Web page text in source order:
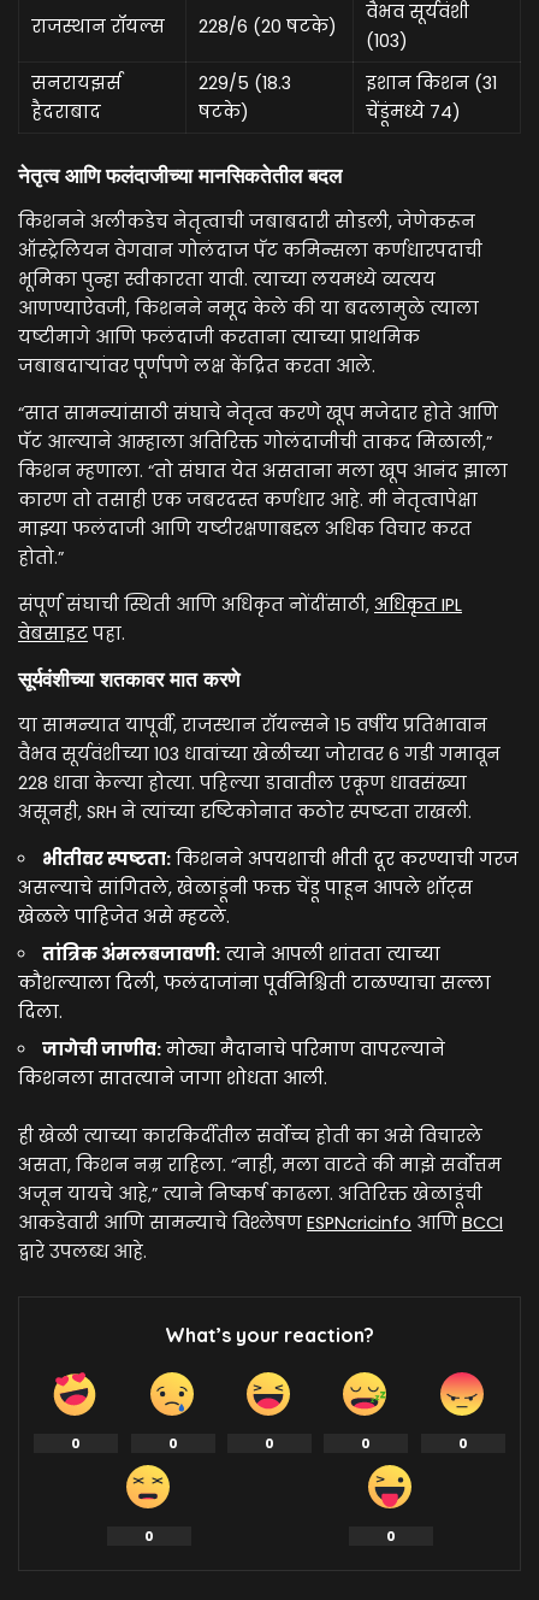
राजस्थान रॉयल्स 228/6 (20 षटके)
वैभव सूर्यवंशी
(103)
सनरायझर्स
हैदराबाद
229/5 (18.3
षटके)
इशान किशन (31
चेंडूंमध्ये 74)
नेतृत्व आणि फलंदाजीच्या मानसिकतेतील बदल
किशनने अलीकडेच नेतृत्वाची जबाबदारी सोडली, जेणेकरून
ऑस्ट्रेलियन वेगवान गोलंदाज पॅट कमिन्सला कर्णधारपदाची
भूमिका पुन्हा स्वीकारता यावी. त्याच्या लयमध्ये व्यत्यय
आणण्याऐवजी, किशनने नमूद केले की या बदलामुळे त्याला
यष्टीमागे आणि फलंदाजी करताना त्याच्या प्राथमिक
जबाबदाऱ्यांवर पूर्णपणे लक्ष केंद्रित करता आले.
“सात सामन्यांसाठी संघाचे नेतृत्व करणे खूप मजेदार होते आणि
पॅट आल्याने आम्हाला अतिरिक्त गोलंदाजीची ताकद मिळाली,”
किशन म्हणाला. “तो संघात येत असताना मला खूप आनंद झाला
कारण तो तसाही एक जबरदस्त कर्णधार आहे. मी नेतृत्वापेक्षा
माझ्या फलंदाजी आणि यष्टीरक्षणाबद्दल अधिक विचार करत
होतो.”
संपूर्ण संघाची स्थिती आणि अधिकृत नोंदींसाठी, अधिकृत IPL
वेबसाइट पहा.
सूर्यवंशीच्या शतकावर मात करणे
या सामन्यात यापूर्वी, राजस्थान रॉयल्सने 15 वर्षीय प्रतिभावान
वैभव सूर्यवंशीच्या 103 धावांच्या खेळीच्या जोरावर 6 गडी गमावून
228 धावा केल्या होत्या. पहिल्या डावातील एकूण धावसंख्या
असूनही, SRH ने त्यांच्या दृष्टिकोनात कठोर स्पष्टता राखली.
भीतीवर स्पष्टता: किशनने अपयशाची भीती दूर करण्याची गरज
असल्याचे सांगितले, खेळाडूंनी फक्त चेंडू पाहून आपले शॉट्स
खेळले पाहिजेत असे म्हटले.
तांत्रिक अंमलबजावणी: त्याने आपली शांतता त्याच्या
कौशल्याला दिली, फलंदाजांना पूर्वनिश्चिती टाळण्याचा सल्ला
दिला.
जागेची जाणीव: मोठ्या मैदानाचे परिमाण वापरल्याने
किशनला सातत्याने जागा शोधता आली.
ही खेळी त्याच्या कारकिर्दीतील सर्वोच्च होती का असे विचारले
असता, किशन नम्र राहिला. “नाही, मला वाटते की माझे सर्वोत्तम
अजून यायचे आहे,” त्याने निष्कर्ष काढला. अतिरिक्त खेळाडूंची
आकडेवारी आणि सामन्याचे विश्लेषण ESPNcricinfo आणि BCCI
द्वारे उपलब्ध आहे.
What’s your reaction?
0 0 0 0 0
0 0